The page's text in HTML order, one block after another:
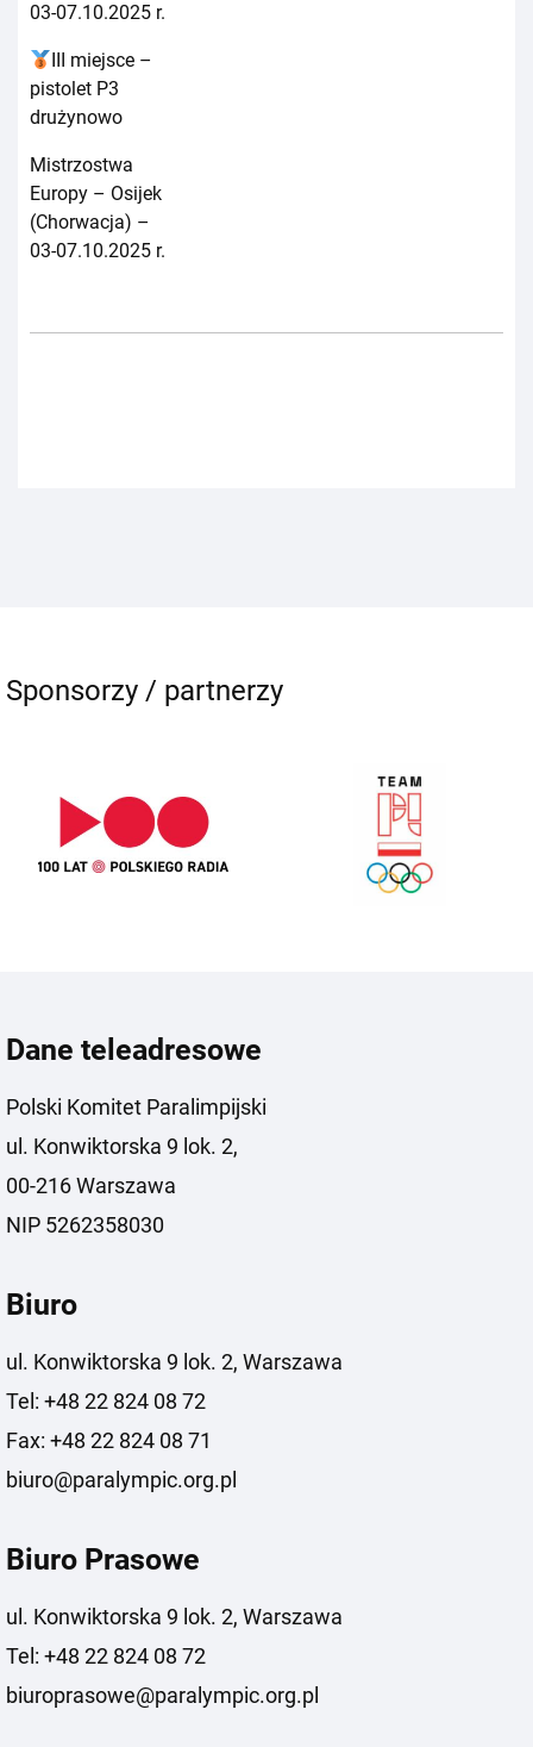
03-07.10.2025 r.
III miejsce –
pistolet P3
drużynowo
Mistrzostwa
Europy – Osijek
(Chorwacja) –
03-07.10.2025 r.
Sponsorzy / partnerzy
Dane teleadresowe
Polski Komitet Paralimpijski
ul. Konwiktorska 9 lok. 2,
00-216 Warszawa
NIP 5262358030
Biuro
ul. Konwiktorska 9 lok. 2, Warszawa
Tel: +48 22 824 08 72
Fax: +48 22 824 08 71
biuro@paralympic.org.pl
Biuro Prasowe
ul. Konwiktorska 9 lok. 2, Warszawa
Tel: +48 22 824 08 72
biuroprasowe@paralympic.org.pl